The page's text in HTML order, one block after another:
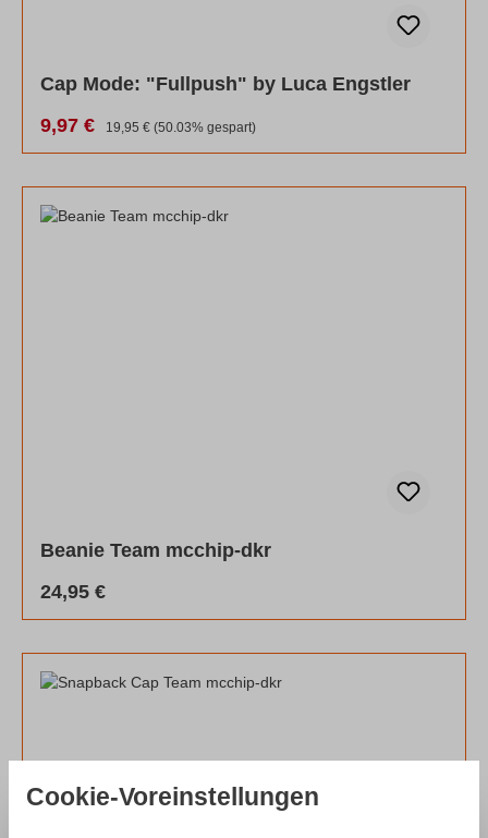
Cap Mode: "Fullpush" by Luca Engstler
Verkaufspreis:
9,97 € Regulärer Preis:
19,95 € (50.03% gespart)
Beanie Team mcchip-dkr
Regulärer Preis:
24,95 €
Cookie-Voreinstellungen